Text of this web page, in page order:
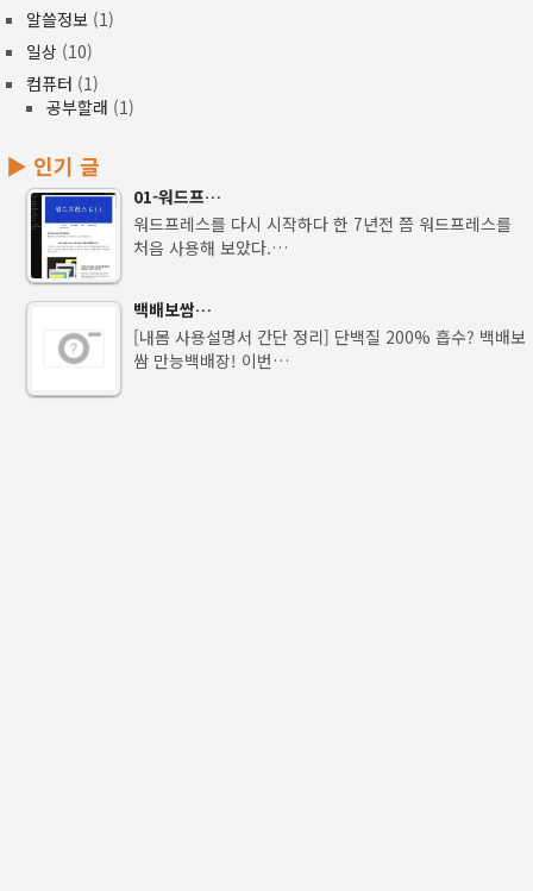
알쓸정보 (1)
일상 (10)
컴퓨터 (1)
공부할래 (1)
▶ 인기 글
01-워드프…
워드프레스를 다시 시작하다 한 7년전 쯤 워드프레스를
처음 사용해 보았다.…
백배보쌈…
[내몸 사용설명서 간단 정리] 단백질 200% 흡수? 백배보
쌈 만능백배장! 이번…